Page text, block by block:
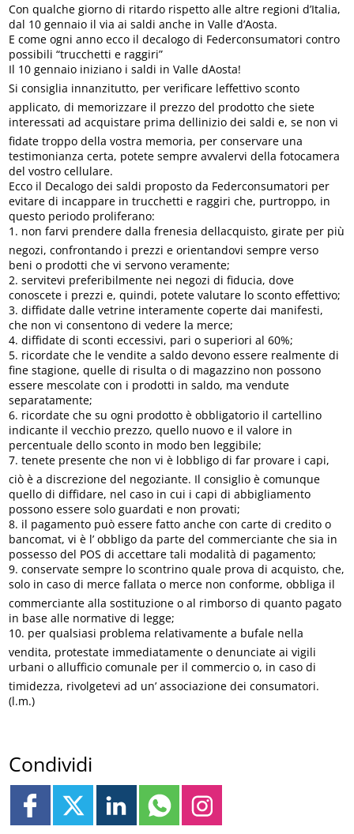
Con qualche giorno di ritardo rispetto alle altre regioni d’Italia,
dal 10 gennaio il via ai saldi anche in Valle d’Aosta.
E come ogni anno ecco il decalogo di Federconsumatori contro
possibili “trucchetti e raggiri”
Il 10 gennaio iniziano i saldi in Valle dAosta!
Si consiglia innanzitutto, per verificare leffettivo sconto
applicato, di memorizzare il prezzo del prodotto che siete
interessati ad acquistare prima dellinizio dei saldi e, se non vi
fidate troppo della vostra memoria, per conservare una
testimonianza certa, potete sempre avvalervi della fotocamera
del vostro cellulare.
Ecco il Decalogo dei saldi proposto da Federconsumatori per
evitare di incappare in trucchetti e raggiri che, purtroppo, in
questo periodo proliferano:
1. non farvi prendere dalla frenesia dellacquisto, girate per più
negozi, confrontando i prezzi e orientandovi sempre verso
beni o prodotti che vi servono veramente;
2. servitevi preferibilmente nei negozi di fiducia, dove
conoscete i prezzi e, quindi, potete valutare lo sconto effettivo;
3. diffidate dalle vetrine interamente coperte dai manifesti,
che non vi consentono di vedere la merce;
4. diffidate di sconti eccessivi, pari o superiori al 60%;
5. ricordate che le vendite a saldo devono essere realmente di
fine stagione, quelle di risulta o di magazzino non possono
essere mescolate con i prodotti in saldo, ma vendute
separatamente;
6. ricordate che su ogni prodotto è obbligatorio il cartellino
indicante il vecchio prezzo, quello nuovo e il valore in
percentuale dello sconto in modo ben leggibile;
7. tenete presente che non vi è lobbligo di far provare i capi,
ciò è a discrezione del negoziante. Il consiglio è comunque
quello di diffidare, nel caso in cui i capi di abbigliamento
possono essere solo guardati e non provati;
8. il pagamento può essere fatto anche con carte di credito o
bancomat, vi è l’ obbligo da parte del commerciante che sia in
possesso del POS di accettare tali modalità di pagamento;
9. conservate sempre lo scontrino quale prova di acquisto, che,
solo in caso di merce fallata o merce non conforme, obbliga il
commerciante alla sostituzione o al rimborso di quanto pagato
in base alle normative di legge;
10. per qualsiasi problema relativamente a bufale nella
vendita, protestate immediatamente o denunciate ai vigili
urbani o allufficio comunale per il commercio o, in caso di
timidezza, rivolgetevi ad un’ associazione dei consumatori.
(l.m.)
Condividi